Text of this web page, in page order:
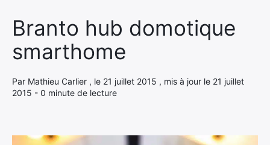
Branto hub domotique
smarthome
Par Mathieu Carlier , le 21 juillet 2015 , mis à jour le 21 juillet
2015 - 0 minute de lecture
A propos
CONTACT